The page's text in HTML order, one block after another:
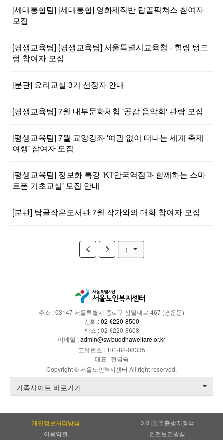
[세대통합팀] [세대통합] 영화제작반 탑골픽쳐스 참여자
모집
[평생교육팀] [평생교육팀] 서울특별시교육청 - 힐링 텅드
럼 참여자 모집
[분관] 요리교실 3기 선정자 안내
[평생교육팀] 7월 내부문화체험 '공감 음악회' 관람 모집
[평생교육팀] 7월 교양강좌 '여권 없이 떠나는 세계 축제
여행' 참여자 모집
[평생교육팀] 정보화 특강 'KT안국역점과 함께하는 스마
트폰 기초교실' 모집 안내
[분관] 탑골작은도서관 7월 작가와의 대화 참여자 모집
1
주소 : 03147 서울특별시 종로구 삼일대로 467 (경운동)
전화 :02-6220-8500
팩스 : 02-6220-8608
이메일 :admin@sw.buddhawelfare.or.kr
고유번호 : 101-82-08335
대표 : 전금숙
Copyright © 서울노인복지센터 All right reserved.
가족사이트 바로가기
개인정보처리방침
이메일추출방지정책
이용약관
안전보건방침